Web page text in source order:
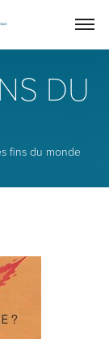
DU
fins du monde